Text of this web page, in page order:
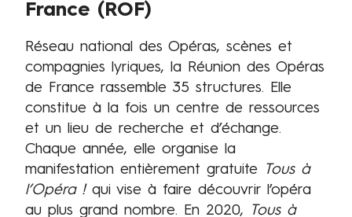
France (ROF)
Réseau national des Opéras, scènes et
compagnies lyriques, la Réunion des Opéras
de France rassemble 35 structures. Elle
constitue à la fois un centre de ressources
et un lieu de recherche et d’échange.
Chaque année, elle organise la
manifestation entièrement gratuite
Tous à
l’Opéra !qui vise à faire découvrir l’opéra
au plus grand nombre. En 2020,
Tous à